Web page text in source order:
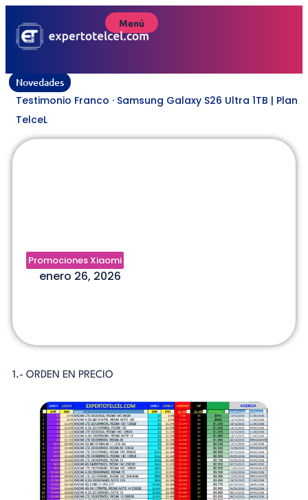
Menú
Novedades
Testimonio Franco · Samsung Galaxy S26 Ultra 1TB | Plan
TelceL
Promociones Xiaomi
enero 26, 2026
1.- ORDEN EN PRECIO